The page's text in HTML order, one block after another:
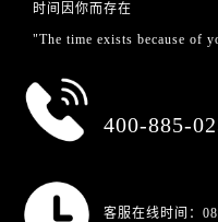
时间因你而存在
"The time exists because of
400-885-
客服在线时间：